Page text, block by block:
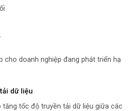
cho doanh nghiệp đang phát triển hạ
dữ liệu
tăng tốc độ truyền tải dữ liệu giữa các